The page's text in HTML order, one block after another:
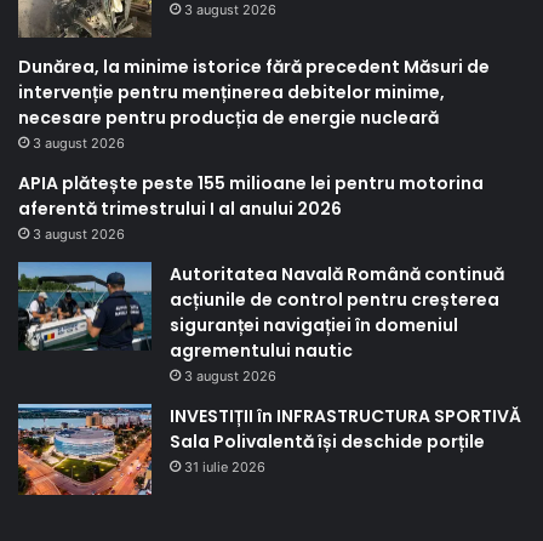
3 august 2026
Dunărea, la minime istorice fără precedent Măsuri de
intervenție pentru menținerea debitelor minime,
necesare pentru producția de energie nucleară
3 august 2026
APIA plătește peste 155 milioane lei pentru motorina
aferentă trimestrului I al anului 2026
3 august 2026
Autoritatea Navală Română continuă
acțiunile de control pentru creșterea
siguranței navigației în domeniul
agrementului nautic
3 august 2026
INVESTIȚII în INFRASTRUCTURA SPORTIVĂ
Sala Polivalentă își deschide porțile
31 iulie 2026